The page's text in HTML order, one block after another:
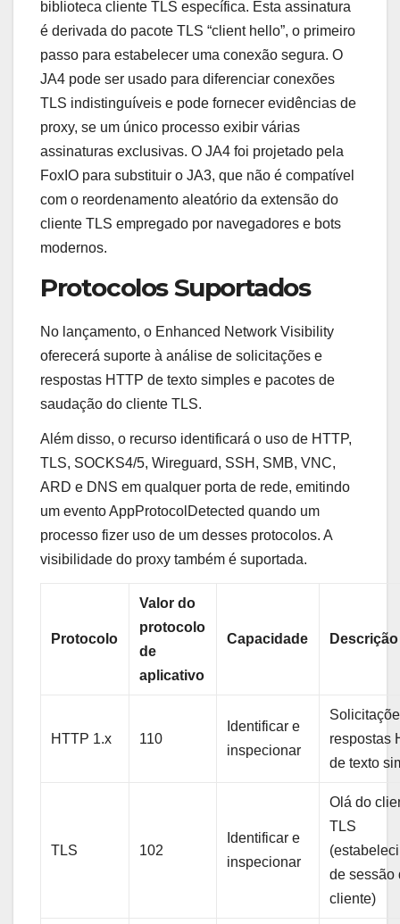
biblioteca cliente TLS específica. Esta assinatura
é derivada do pacote TLS “client hello”, o primeiro
passo para estabelecer uma conexão segura. O
JA4 pode ser usado para diferenciar conexões
TLS indistinguíveis e pode fornecer evidências de
proxy, se um único processo exibir várias
assinaturas exclusivas. O JA4 foi projetado pela
FoxIO para substituir o JA3, que não é compatível
com o reordenamento aleatório da extensão do
cliente TLS empregado por navegadores e bots
modernos.
Protocolos Suportados
No lançamento, o Enhanced Network Visibility
oferecerá suporte à análise de solicitações e
respostas HTTP de texto simples e pacotes de
saudação do cliente TLS.
Além disso, o recurso identificará o uso de HTTP,
TLS, SOCKS4/5, Wireguard, SSH, SMB, VNC,
ARD e DNS em qualquer porta de rede, emitindo
um evento AppProtocolDetected quando um
processo fizer uso de um desses protocolos. A
visibilidade do proxy também é suportada.
Protocolo
Valor do
protocolo
de
aplicativo
Capacidade Descrição
HTTP 1.x 110
Identificar e
inspecionar
respostas
de texto
TLS 102
Identificar e
inspecionar
Olá do
TLS
de sessão
cliente)